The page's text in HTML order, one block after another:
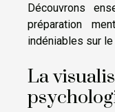
Découvrons
préparation
indéniables sur
La